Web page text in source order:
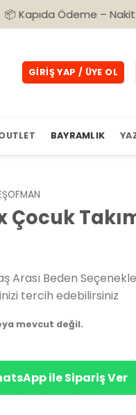
– Nakit & Havale/EFT
GIRIŞ YAP / ÜYE OL
BAYRAMLIK
Çocuk
Beden
tercih edebilirsiniz
mevcut değil.
ile Sipariş Ver